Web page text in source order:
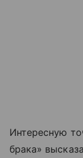
Интересную
брака»